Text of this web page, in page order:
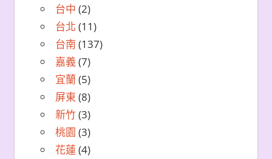
台中 (2)
台北 (11)
台南 (137)
嘉義(7)
宜蘭 (5)
屏東 (8)
新竹(3)
桃園 (3)
花蓮 (4)